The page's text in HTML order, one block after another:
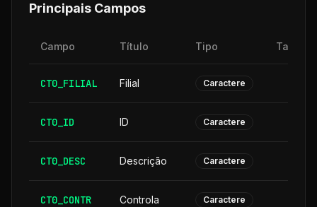
Principais Campos
Campo Título Tipo
CT0_FILIAL Filial Caractere
CT0_ID ID Caractere
CT0_DESC Descrição Caractere
CT0_CONTR Controla Caractere